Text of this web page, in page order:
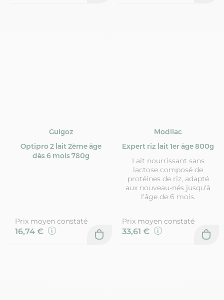
Guigoz
Optipro 2 lait 2ème âge
dès 6 mois 780g
Prix moyen constaté
16,74 €
Modilac
Expert riz lait 1er âge 800g
Lait nourrissant sans
lactose composé de
protéines de riz, adapté
aux nouveau-nés jusqu'à
l'âge de 6 mois.
Prix moyen constaté
33,61 €